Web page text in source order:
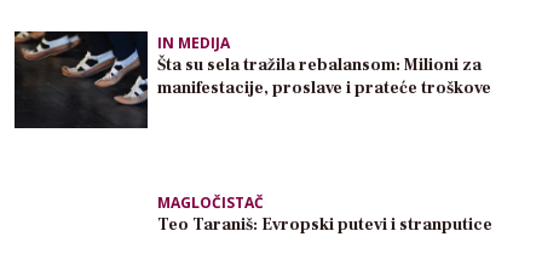
IN MEDIJA
Šta su sela tražila rebalansom: Milioni za
manifestacije, proslave i prateće troškove
MAGLOČISTAČ
Teo Taraniš: Evropski putevi i stranputice